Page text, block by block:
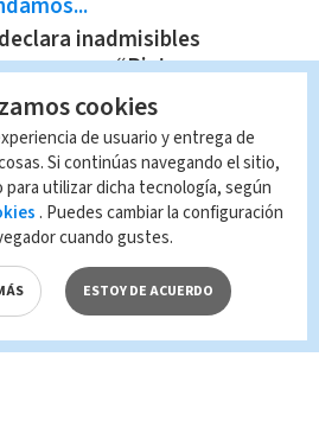
inadmisibles
en caso “Pista
XIV reitera su rechazo
de muerte
afectada por
buseta y tráiler
cookies
de usuario y entrega de
Si continúas navegando el sitio,
utilizar dicha tecnología, según
. Puedes cambiar la configuración
cuando gustes.
ESTOY DE ACUERDO